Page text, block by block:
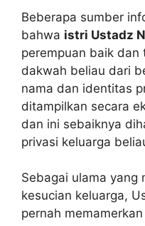
Beberapa sumber
bahwa istri Ustadz
perempuan baik dan
dakwah beliau dari
nama dan identitas
ditampilkan secara
dan ini sebaiknya
privasi keluarga
Sebagai ulama yang
kesucian keluarga,
pernah